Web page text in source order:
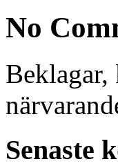
No
Senaste